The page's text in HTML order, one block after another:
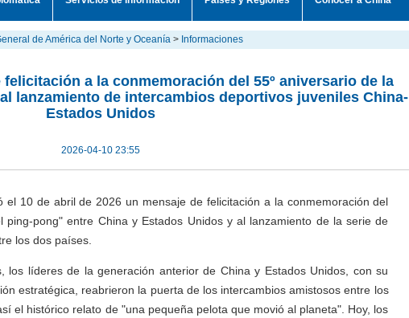
de América del Norte y Oceanía > Informaciones
a la conmemoración del 55º aniversario de la
lanzamiento de intercambios deportivos juveniles China-
Estados Unidos
2026-04-10 23:55
el 10 de abril de 2026 un mensaje de felicitación a la conmemoración del
ping-pong" entre China y Estados Unidos y al lanzamiento de la serie de
los dos países.
los líderes de la generación anterior de China y Estados Unidos, con su
estratégica, reabrieron la puerta de los intercambios amistosos entre los
el histórico relato de "una pequeña pelota que movió al planeta". Hoy, los